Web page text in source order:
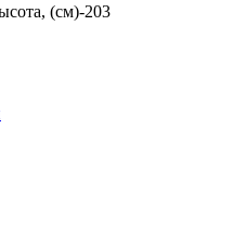
(см)-203